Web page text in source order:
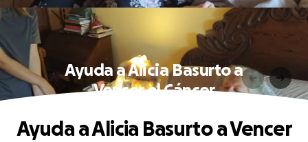
Ayuda a Alicia Basurto a
Vencer el Cáncer
Ayuda a Alicia Basurto a Vencer